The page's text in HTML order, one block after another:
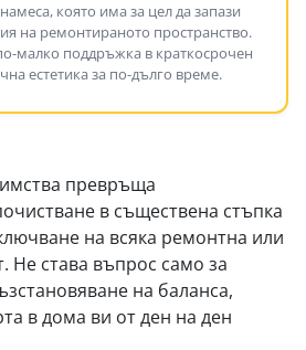
която има за цел да запази
на ремонтираното пространство.
малко поддръжка в краткосрочен
естетика за по-дълго време.
превръща
в съществена стъпка
на всяка ремонтна или
Не става въпрос само за
на баланса,
в дома ви от ден на ден